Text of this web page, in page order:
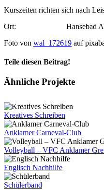
Kurszeiten richten sich nach
Ort: Hansebad
Foto von wal_172619 auf
Teile diesen Beitrag!
Facebook
X
Tumblr
Pinterest
E-
Ähnliche Projekte
Kreatives Schreiben
Anklamer Carneval-Club
Volleyball – VFC Anklamer
Englisch Nachhilfe
Schülerband